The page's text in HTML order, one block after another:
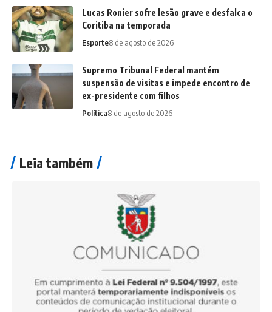
Lucas Ronier sofre lesão grave e desfalca o
Coritiba na temporada
Esporte8 de agosto de 2026
Supremo Tribunal Federal mantém
suspensão de visitas e impede encontro de
ex-presidente com filhos
Política8 de agosto de 2026
Leia também